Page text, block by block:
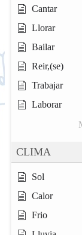
Cantar
Llorar
Bailar
Reir,(se)
Trabajar
Laborar
CLIMA
Sol
Calor
Frio